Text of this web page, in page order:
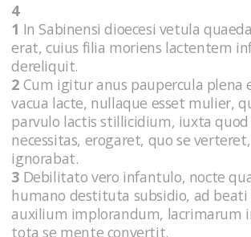
4
1 In Sabinensi dioecesi vetula
erat, cuius filia moriens lactentem
dereliquit.
2 Cum igitur anus paupercula plena
vacua lacte, nullaque esset mulier,
parvulo lactis stillicidium, iuxta
necessitas, erogaret, quo se
ignorabat.
3 Debilitato vero infantulo, nocte
humano destituta subsidio, ad beati
auxilium implorandum, lacrimarum
tota se mente convertit.